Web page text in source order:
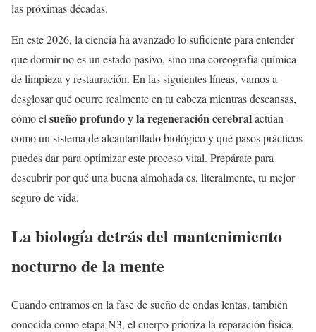
las próximas décadas.
En este 2026, la ciencia ha avanzado lo suficiente para entender
que dormir no es un estado pasivo, sino una coreografía química
de limpieza y restauración. En las siguientes líneas, vamos a
desglosar qué ocurre realmente en tu cabeza mientras descansas,
cómo el sueño profundo y la regeneración cerebralactúan
como un sistema de alcantarillado biológico y qué pasos prácticos
puedes dar para optimizar este proceso vital. Prepárate para
descubrir por qué una buena almohada es, literalmente, tu mejor
seguro de vida.
La biología detrás del mantenimiento
nocturno de la mente
Cuando entramos en la fase de sueño de ondas lentas, también
conocida como etapa N3, el cuerpo prioriza la reparación física,